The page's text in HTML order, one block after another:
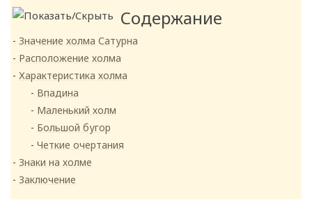
Содержание
Значение холма Сатурна
Расположение холма
Характеристика холма
Впадина
Маленький холм
Большой бугор
Четкие очертания
Знаки на холме
Заключение